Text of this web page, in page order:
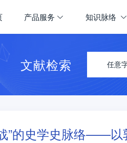
产品服务 知识脉络
文献检索 任意
”的史学史脉络——